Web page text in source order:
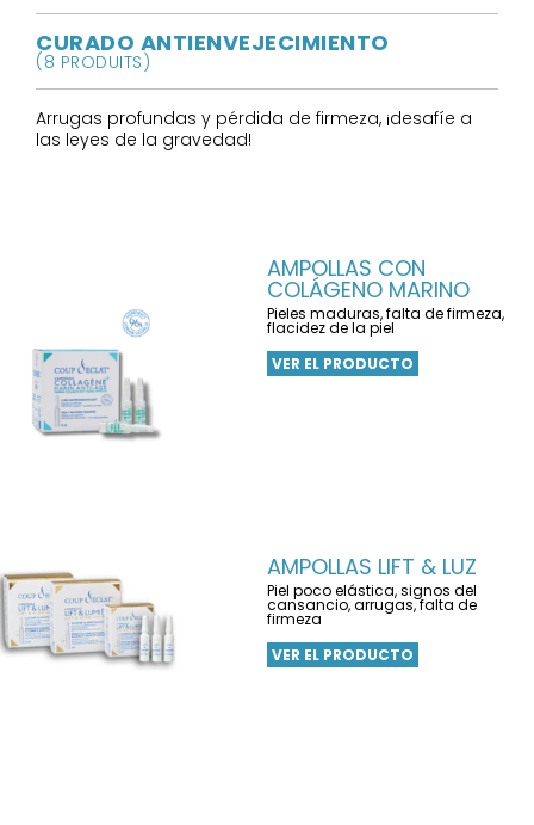
CURADO ANTIENVEJECIMIENTO
(8 PRODUITS)
Arrugas profundas y pérdida de firmeza, ¡desafíe a
las leyes de la gravedad!
AMPOLLAS CON
COLÁGENO MARINO
Pieles maduras, falta de firmeza,
flacidez de la piel
VER EL PRODUCTO
AMPOLLAS LIFT & LUZ
Piel poco elástica, signos del
cansancio, arrugas, falta de
firmeza
VER EL PRODUCTO